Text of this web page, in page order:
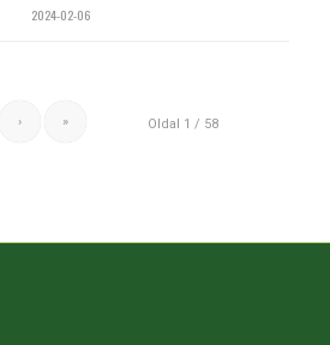
2024-02-06
Oldal 1 / 58
› »